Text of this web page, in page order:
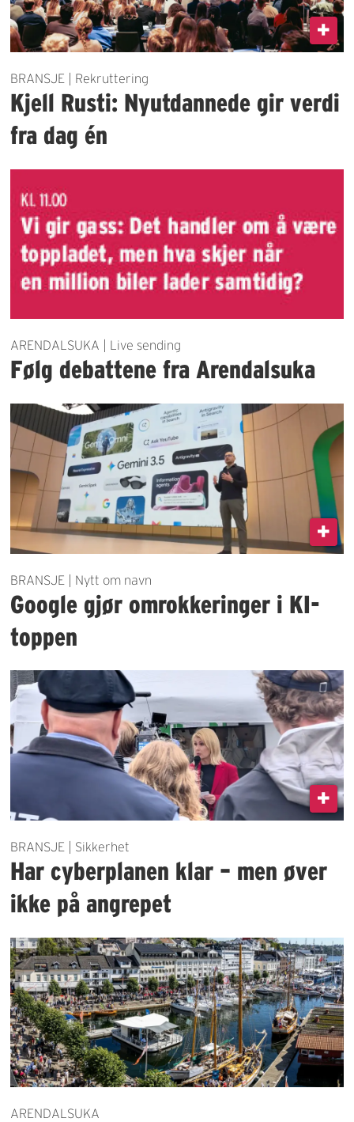
BRANSJE | Rekruttering
Kjell Rusti: Nyutdannede gir verdi
fra dag én
ARENDALSUKA | Live sending
Følg debattene fra Arendalsuka
BRANSJE | Nytt om navn
Google gjør omrokkeringer i KI-
toppen
BRANSJE | Sikkerhet
Har cyberplanen klar – men øver
ikke på angrepet
ARENDALSUKA